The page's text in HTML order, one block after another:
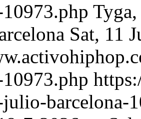
Sat, 11
barcelona-